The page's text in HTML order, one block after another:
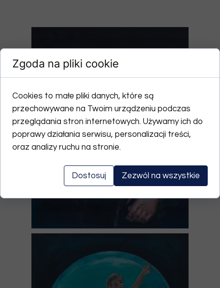
Zgoda na pliki cookie
Cookies to małe pliki danych, które są
przechowywane na Twoim urządzeniu podczas
przeglądania stron internetowych. Używamy ich do
poprawy działania serwisu, personalizacji treści,
oraz analizy ruchu na stronie.
Dostosuj Zezwól na wszystkie